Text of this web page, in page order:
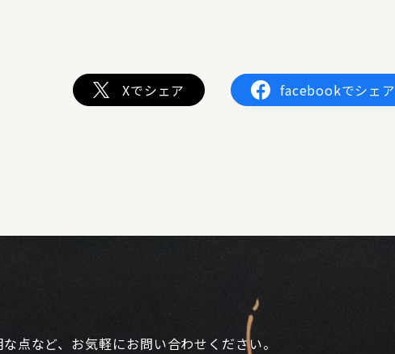
Xでシェア facebookでシェア
点など、お気軽にお問い合わせください。